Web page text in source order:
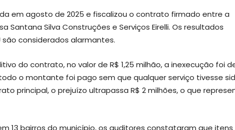
em agosto de 2025 e fiscalizou o contrato firmado entre a
Santana Silva Construções e Serviços Eirelli. Os resultados
considerados alarmantes.
do contrato, no valor de R$ 1,25 milhão, a inexecução foi de
o montante foi pago sem que qualquer serviço tivesse
principal, o prejuízo ultrapassa R$ 2 milhões, o que
13 bairros do município, os auditores constataram que